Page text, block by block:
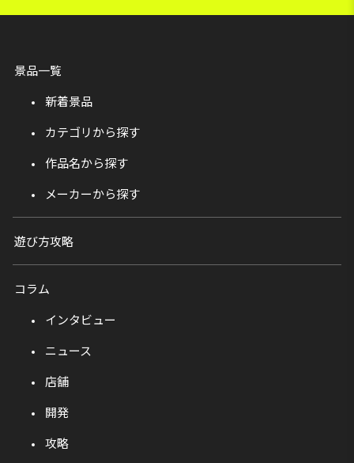
景品一覧
新着景品
カテゴリから探す
作品名から探す
メーカーから探す
遊び方攻略
コラム
インタビュー
ニュース
店舗
開発
攻略